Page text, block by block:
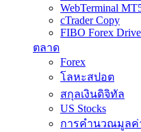
WebTerminal
cTrader Copy
FIBO Forex Drive
ตลาด
Forex
โลหะสปอต
สกุลเงินดิจิทัล
US Stocks
การคำนวณมูล